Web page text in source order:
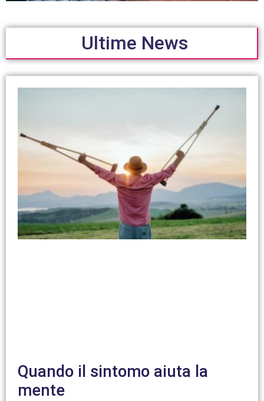
Ultime News
Quando il sintomo aiuta la
mente